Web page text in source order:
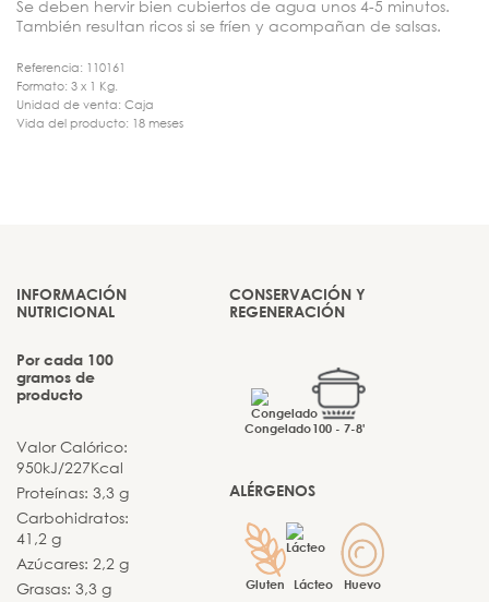
Se deben hervir bien cubiertos de agua unos 4-5 minutos.
También resultan ricos si se fríen y acompañan de salsas.
Referencia: 110161
Formato: 3 x 1 Kg.
Unidad de venta: Caja
Vida del producto: 18 meses
INFORMACIÓN
NUTRICIONAL
Por cada 100
gramos de
producto
Valor Calórico:
950kJ/227Kcal
Proteínas: 3,3 g
Carbohidratos:
41,2 g
Azúcares: 2,2 g
Grasas: 3,3 g
CONSERVACIÓN Y
REGENERACIÓN
Congelado100 - 7-8'
ALÉRGENOS
Gluten Lácteo Huevo